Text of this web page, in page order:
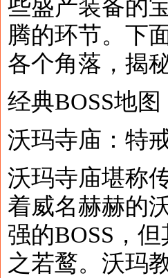
些盛产装备的
腾的环节。下
各个角落，揭
经典BOSS地
沃玛寺庙：特
沃玛寺庙堪称
着威名赫赫的
强的BOSS，
之若鹜。沃玛